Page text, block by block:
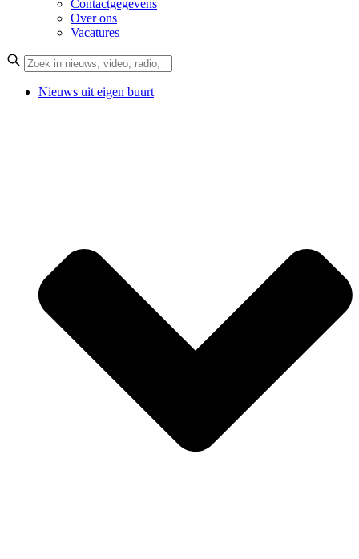
Contactgegevens
Over ons
Vacatures
Nieuws uit eigen buurt